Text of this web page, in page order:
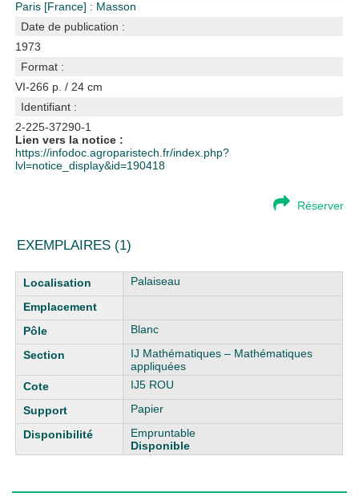
Paris [France] : Masson
Date de publication :
1973
Format :
VI-266 p. / 24 cm
Identifiant :
2-225-37290-1
Lien vers la notice :
https://infodoc.agroparistech.fr/index.php?
lvl=notice_display&id=190418
Réserver
EXEMPLAIRES (1)
Liste des exemplaires Palaiseau
Blanc
IJ Mathématiques – Mathématiques
appliquées
IJ5 ROU
Papier
Empruntable
Disponible